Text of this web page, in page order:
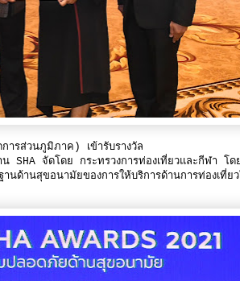
รส่วนภูมิภาค) เข้ารับรางวัล
จัดโดย กระทรวงการท่องเที่ยวและกีฬา โดย
านสุขอนามัยของการให้บริการด้านการท่องเที่ย